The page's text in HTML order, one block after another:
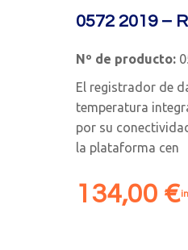
0572 2019 –
Nº de producto:
El registrador de
temperatura
por su
la plataforma cen
134,00 €